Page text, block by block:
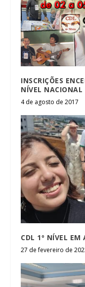
INSCRIÇÕES
NÍVEL NACIONAL
4 de agosto de 2017
CDL 1º NÍVEL EM
27 de fevereiro de